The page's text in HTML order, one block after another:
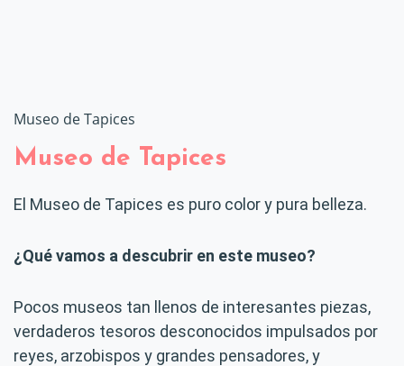
Museo de Tapices
Museo de Tapices
El Museo de Tapices es puro color y pura belleza.
¿Qué vamos a descubrir en este museo?
Pocos museos tan llenos de interesantes piezas,
verdaderos tesoros desconocidos impulsados por
reyes, arzobispos y grandes pensadores, y